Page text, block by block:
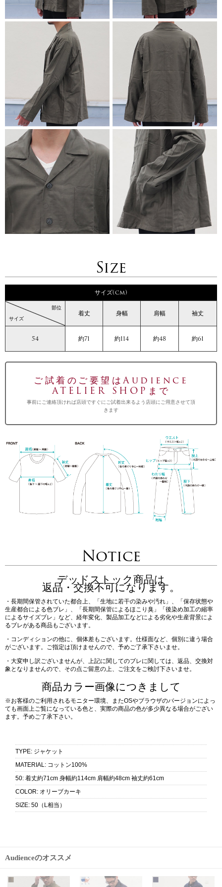
Size
サイズ(cm)
サイズ
部位
着丈 身幅 肩幅 袖丈
54 約71 約114 約48 約61
ご試着のご要望はAudience
ATELIER SHOPまで
事前にご連絡頂ければ店頭ですぐにご試着出来るよう店頭にご用意させて頂
きます
Notice
デッドストック商品は
返品・交換不可になります。
・長期間保管されていた都合上、「生地に若干の染みや汚れ」、「保存状態や
生産都合による色ブレ」、「長期間保管によるほこり臭」「後染め加工の縮率
によるサイズブレ」など、経年変化、製品加工などによる劣化や生産背景によ
るブレがある商品もございます。
・コンディションの他に、個体差もございます。仕様面など、個別に違う場合
がございます。ご指定は頂けませんので、予めご了承下さいませ。
・大変申し訳ございませんが、上記に関してのブレに関しては、返品、交換対
象となりませんので、その点ご留意の上、ご注文をご検討下さいませ。
商品カラー画像につきまして
※お客様のご利用されるモニター環境、またOSやブラウザのバージョンによっ
ても画面上ご覧になっている色と、実際の商品の色が多少異なる場合がござい
ます。予めご了承下さい。
TYPE: ジャケット
MATERIAL : コットン100%
50: 着丈約71cm 身幅約114cm 肩幅約48cm 袖丈約61cm
COLOR: オリーブカーキ
SIZE: 50（L相当）
Audienceのオススメ